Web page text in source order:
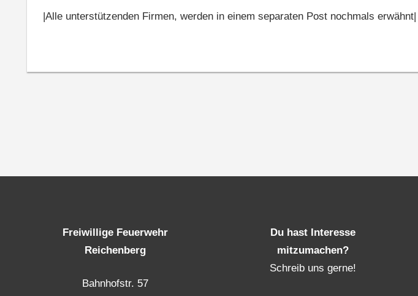
|Alle unterstützenden Firmen, werden in einem separaten Post nochmals erwähnt|
Freiwillige Feuerwehr
Reichenberg
Bahnhofstr. 57
Du hast Interesse
mitzumachen?
Schreib uns gerne!